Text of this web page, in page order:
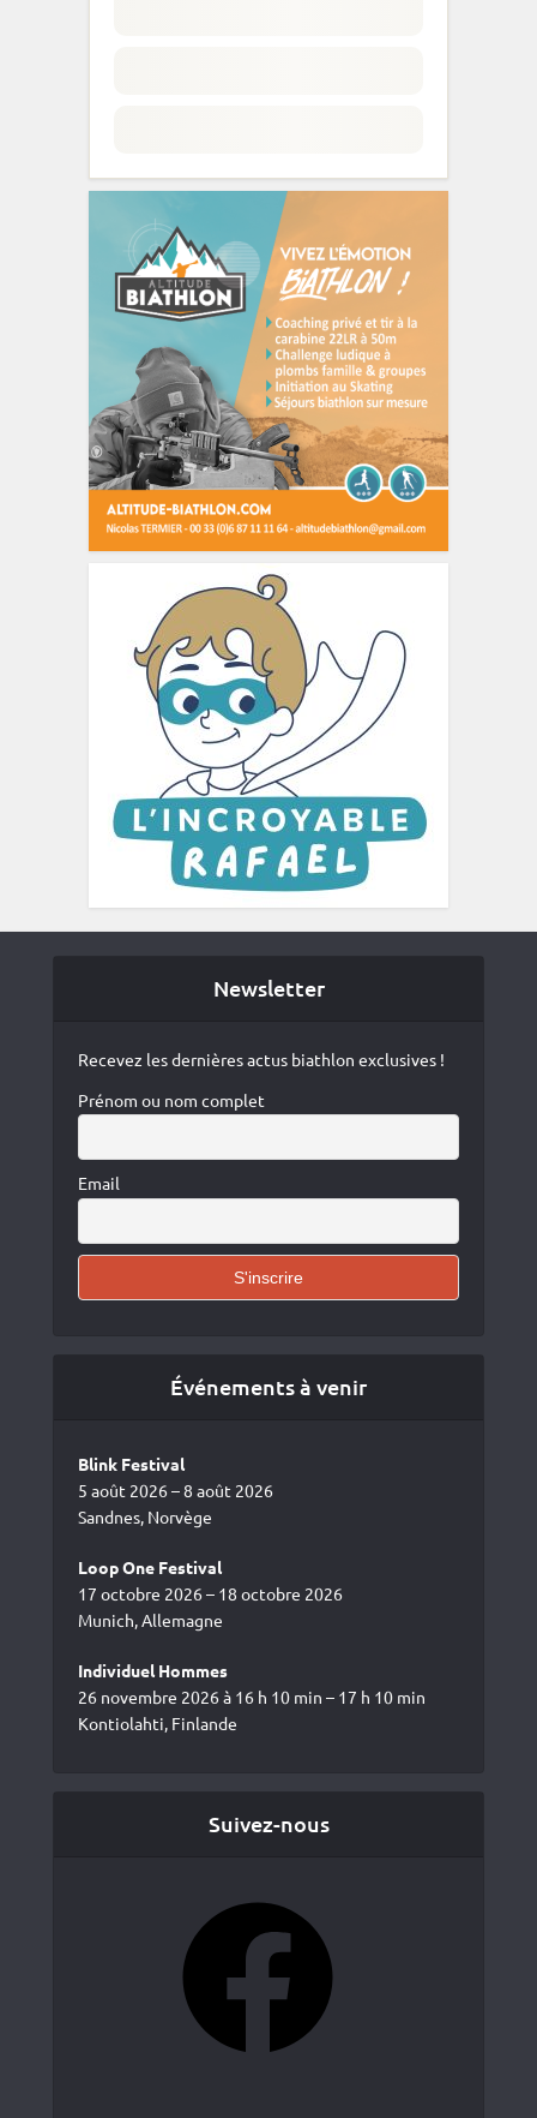
Newsletter
Recevez les dernières actus biathlon exclusives !
Prénom ou nom complet
Email
Événements à venir
Blink Festival
5 août 2026 – 8 août 2026
Sandnes, Norvège
Loop One Festival
17 octobre 2026 – 18 octobre 2026
Munich, Allemagne
Individuel Hommes
26 novembre 2026 à 16 h 10 min – 17 h 10 min
Kontiolahti, Finlande
Suivez-nous